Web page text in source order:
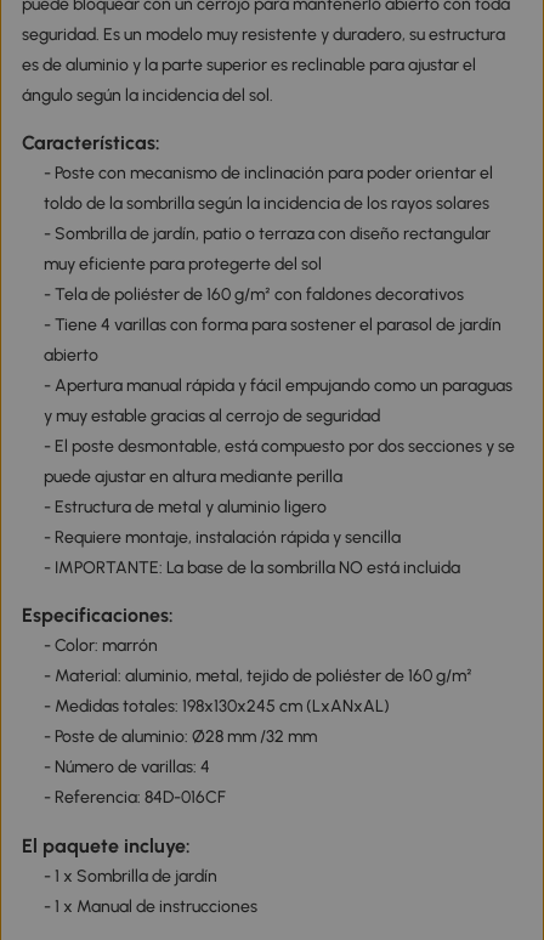
seguridad. Es un modelo muy resistente y duradero, su estructura
es de aluminio y la parte superior es reclinable para ajustar el
ángulo según la incidencia del sol.
Características:
- Poste con mecanismo de inclinación para poder orientar el
toldo de la sombrilla según la incidencia de los rayos solares
- Sombrilla de jardín, patio o terraza con diseño rectangular
muy eficiente para protegerte del sol
- Tela de poliéster de 160 g/m² con faldones decorativos
- Tiene 4 varillas con forma para sostener el parasol de jardín
abierto
- Apertura manual rápida y fácil empujando como un paraguas
y muy estable gracias al cerrojo de seguridad
- El poste desmontable, está compuesto por dos secciones y se
puede ajustar en altura mediante perilla
- Estructura de metal y aluminio ligero
- Requiere montaje, instalación rápida y sencilla
- IMPORTANTE: La base de la sombrilla NO está incluida
Especificaciones:
- Color: marrón
- Material: aluminio, metal, tejido de poliéster de 160 g/m²
- Medidas totales: 198x130x245 cm (LxANxAL)
- Poste de aluminio: Ø28 mm /32 mm
- Número de varillas: 4
- Referencia: 84D-016CF
El paquete incluye:
- 1 x Sombrilla de jardín
- 1 x Manual de instrucciones